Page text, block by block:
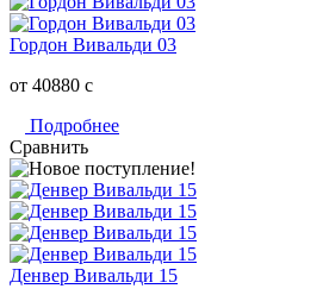
Гордон Вивальди 03
от 40880 c
Подробнее
Сравнить
Денвер Вивальди 15